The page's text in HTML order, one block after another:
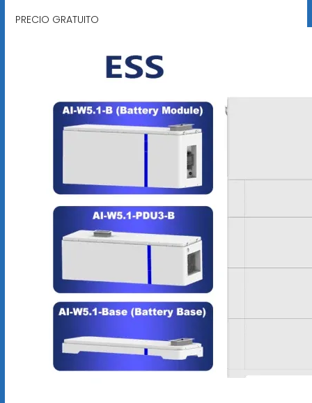
PRECIO GRATUITO